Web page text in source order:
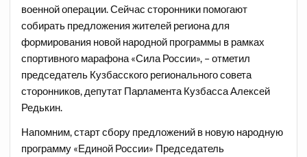
военной операции. Сейчас сторонники помогают
собирать предложения жителей региона для
формирования новой народной программы в рамках
спортивного марафона «Сила России», – отметил
председатель Кузбасского регионального совета
сторонников, депутат Парламента Кузбасса Алексей
Редькин.
Напомним, старт сбору предложений в новую народную
программу «Единой России» Председатель